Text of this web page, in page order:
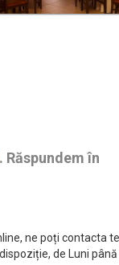
. Răspundem în
ne poți contacta
de Luni